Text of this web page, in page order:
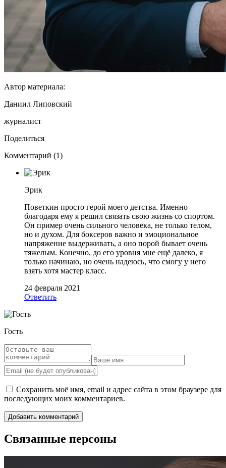
Автор материала:
Даниил Липовский
журналист
Поделиться
Комментарий (1)
Эрик
Поветкин просто герой моего детства. Именно
благодаря ему я решил связать свою жизнь со спортом.
Он пример очень сильного человека, не только телом,
но и духом. Для боксеров важно и эмоциональное
напряжение выдерживать, а оно порой бывает очень
тяжелым. Конечно, до его уровня мне ещё далеко, я
только начинаю, но очень надеюсь, что смогу у него
взять хотя мастер класс.
24 февраля 2021
Ответить
Гость
Сохранить моё имя, email и адрес сайта в этом браузере для
последующих моих комментариев.
Связанные персоны